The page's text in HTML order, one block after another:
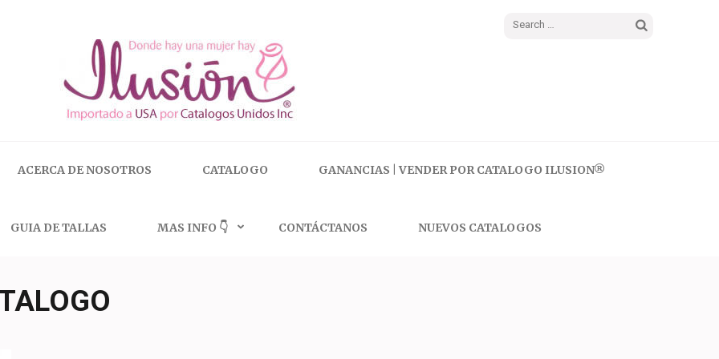
Search
ACERCA DE NOSOTROS CATALOGO GANANCIAS | VENDER POR CATALOGO ILUSION®
GUIA DE TALLAS MAS INFO 👇 CONTÁCTANOS NUEVOS CATALOGOS